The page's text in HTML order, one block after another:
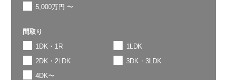
5,000万円 〜
間取り
1DK・1R
1LDK
2DK・2LDK
3DK・3LDK
4DK〜